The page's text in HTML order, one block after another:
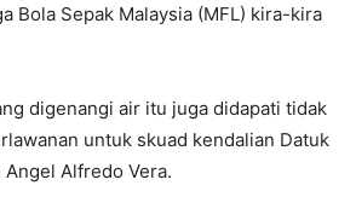
Bola Sepak Malaysia (MFL) kira-kira
digenangi air itu juga didapati tidak
untuk skuad kendalian Datuk
Alfredo Vera.